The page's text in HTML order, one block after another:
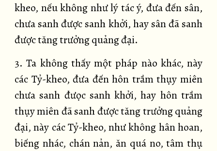
kheo, nếu không như lý tác ý, đưa đến sân,
chưa sanh được sanh khởi, hay sân đã sanh
được tăng trưởng quảng đại.
3. Ta không thấy một pháp nào khác, này
các Tỷ-kheo, đưa đến hôn trầm thụy miên
chưa sanh đưọc sanh khởi, hay hôn trầm
thụy miên đã sanh được tăng trưởng quảng
đại, này các Tỷ-kheo, như không hân hoan,
biếng nhác, chán nản, ăn quá no, tâm thụ